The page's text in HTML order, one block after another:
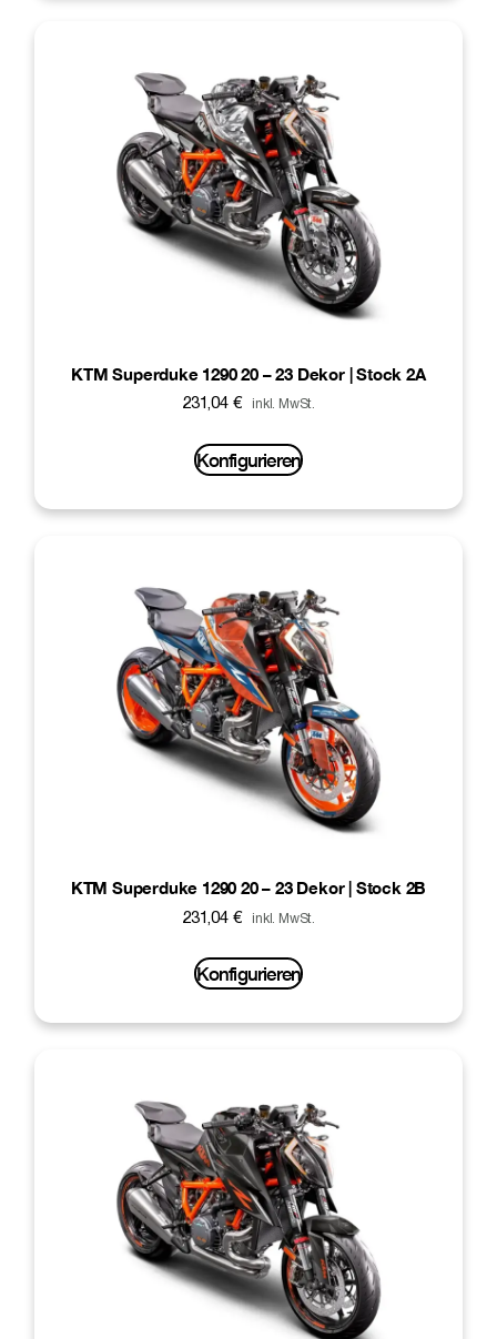
KTM Superduke 1290 20 – 23 Dekor | Stock 2A
231,04 € inkl. MwSt.
Konfigurieren
KTM Superduke 1290 20 – 23 Dekor | Stock 2B
231,04 € inkl. MwSt.
Konfigurieren